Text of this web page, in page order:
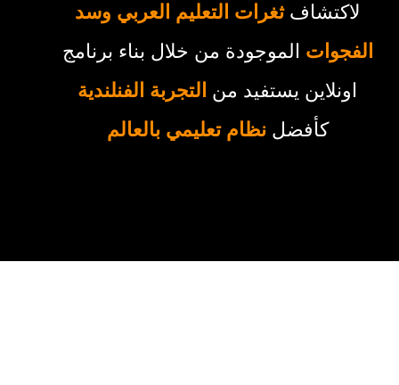
لاكتشافثغرات التعليم العربي وسد
الفجوات الموجودة من خلال بناء برنامج
اونلاين يستفيد من التجربة الفنلندية
كأفضلنظام تعليمي بالعالم